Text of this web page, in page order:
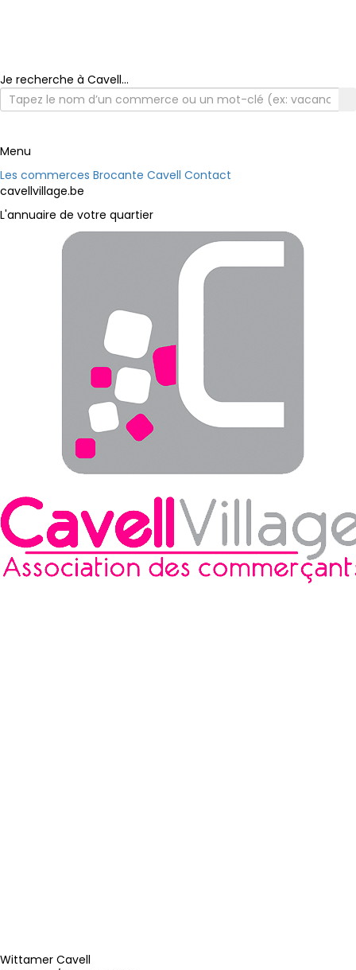
Je recherche à Cavell...
Menu
Les commerces Brocante Cavell Contact
cavellvillage.be
L'annuaire de votre quartier
Wittamer Cavell